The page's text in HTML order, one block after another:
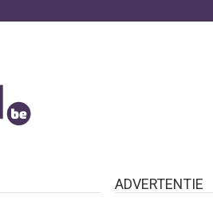
ADVERTENTIE